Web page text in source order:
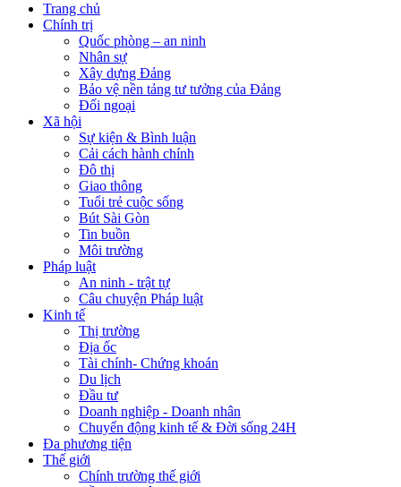
Trang chủ
Chính trị
Quốc phòng – an ninh
Nhân sự
Xây dựng Đảng
Bảo vệ nền tảng tư tưởng của Đảng
Đối ngoại
Xã hội
Sự kiện & Bình luận
Cải cách hành chính
Đô thị
Giao thông
Tuổi trẻ cuộc sống
Bút Sài Gòn
Tin buồn
Môi trường
Pháp luật
An ninh - trật tự
Câu chuyện Pháp luật
Kinh tế
Thị trường
Địa ốc
Tài chính- Chứng khoán
Du lịch
Đầu tư
Doanh nghiệp - Doanh nhân
Chuyển động kinh tế & Đời sống 24H
Đa phương tiện
Thế giới
Chính trường thế giới